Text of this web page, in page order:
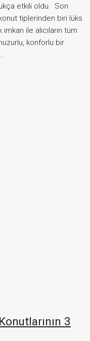
etkili oldu. Son
tiplerinden biri lüks
ile alıcıların tüm
konforlu bir
3